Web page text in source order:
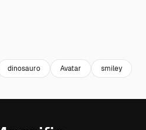
dinosauro Avatar smiley